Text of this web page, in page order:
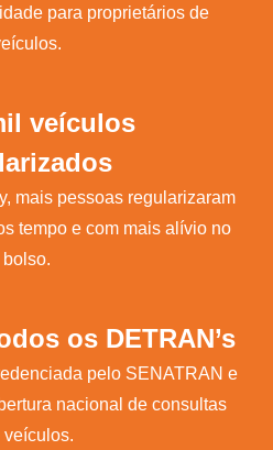
para proprietários de
veículos
mais pessoas regularizaram
tempo e com mais alívio no
bolso.
os DETRAN’s
pelo SENATRAN e
nacional de consultas
veículos.